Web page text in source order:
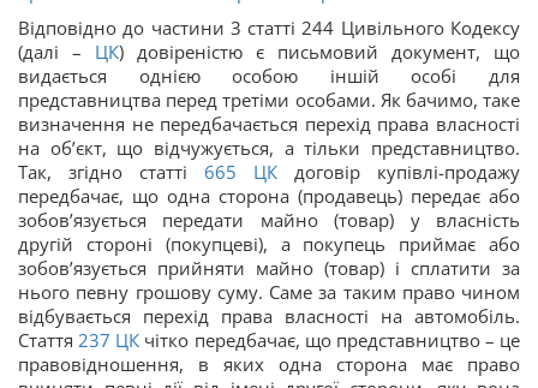
Відповідно до частини 3 статті 244 Цивільного Кодексу
(далі – ЦК) довіреністю є письмовий документ, що
видається однією особою іншій особі для
представництва перед третіми особами. Як бачимо, таке
визначення не передбачається перехід права власності
на об’єкт, що відчужується, а тільки представництво.
Так, згідно статті 665 ЦК договір купівлі-продажу
передбачає, що одна сторона (продавець) передає або
зобов’язується передати майно (товар) у власність
другій стороні (покупцеві), а покупець приймає або
зобов’язується прийняти майно (товар) і сплатити за
нього певну грошову суму. Саме за таким право чином
відбувається перехід права власності на автомобіль.
Стаття 237 ЦК чітко передбачає, що представництво – це
правовідношення, в яких одна сторона має право